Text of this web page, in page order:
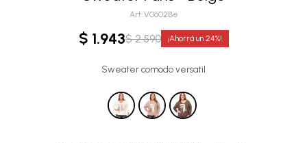
V0602Be
$ 1.943$ 2.590 24
Sweater comodo versatil